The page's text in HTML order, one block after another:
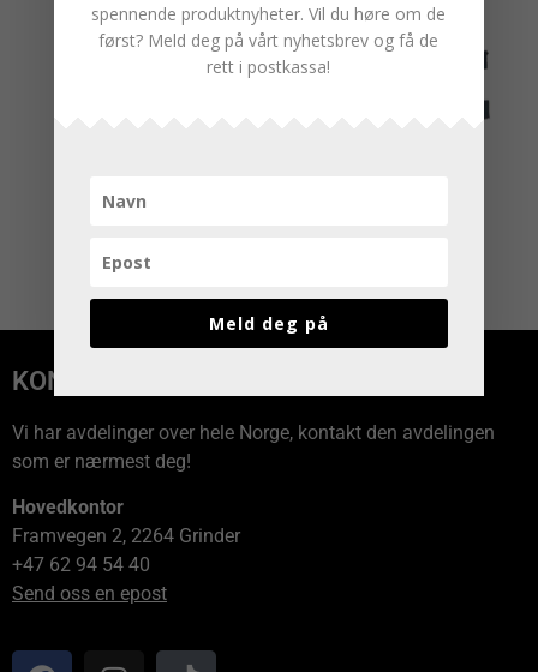
KONTAKT OSS
Vi har avdelinger over hele Norge, kontakt den avdelingen
som er nærmest deg!
Hovedkontor
Framvegen 2, 2264 Grinder
+47 62 94 54 40
Send oss en epost
spennende produktnyheter. Vil du høre om de
først? Meld deg på vårt nyhetsbrev og få de
rett i postkassa!
Meld deg på